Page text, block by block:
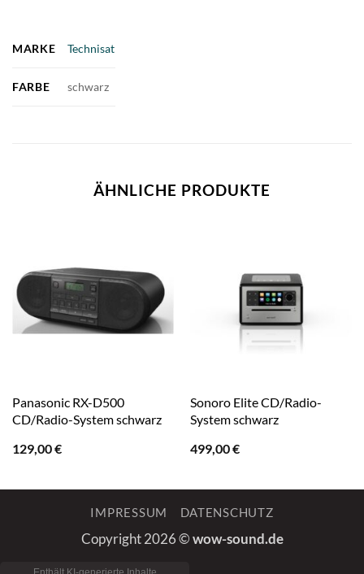
MARKE Technisat
FARBE schwarz
ÄHNLICHE PRODUKTE
Panasonic RX-D500
CD/Radio-System schwarz
129,00€
Sonoro Elite CD/Radio-
System schwarz
499,00€
IMPRESSUM DATENSCHUTZ
Copyright 2026 ©wow-sound.de